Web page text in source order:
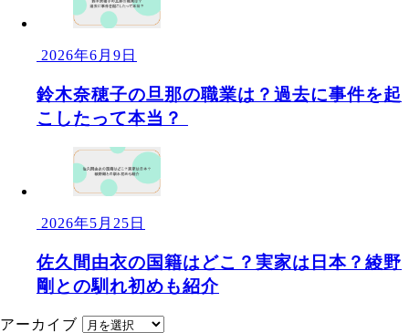
2026年6月9日
鈴木奈穂子の旦那の職業は？過去に事件を起
こしたって本当？
2026年5月25日
佐久間由衣の国籍はどこ？実家は日本？綾野
剛との馴れ初めも紹介
アーカイブ